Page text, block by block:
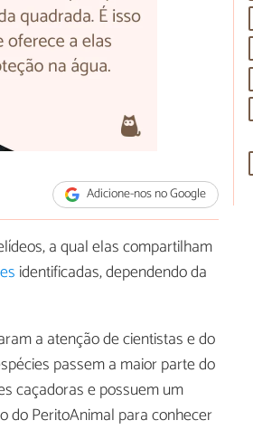
Adicione-nos no Google
a qual elas compartilham
identificadas, dependendo da
a atenção de cientistas e do
passem a maior parte do
caçadoras e possuem um
do PeritoAnimal para conhecer